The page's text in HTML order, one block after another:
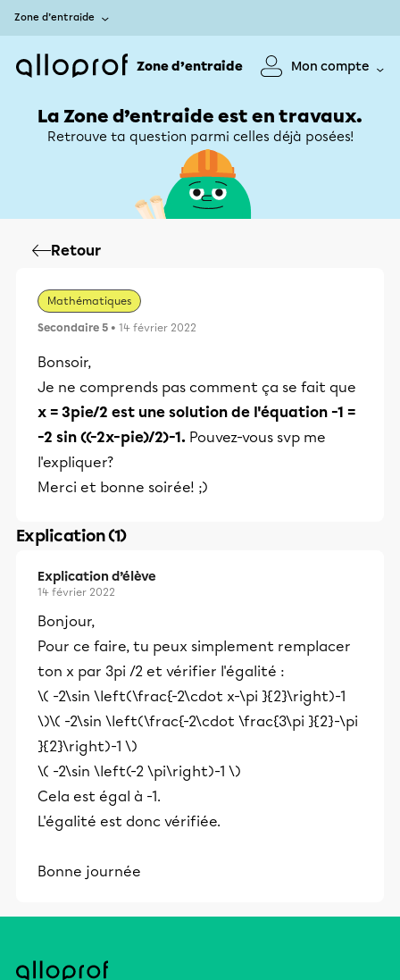
Zone d’entraide
Zone d’entraide Mon compte
La Zone d’entraide est en travaux.
Retrouve ta question parmi celles déjà posées!
Retour
Mathématiques
Secondaire 5 • 14 février 2022
Bonsoir,
Je ne comprends pas comment ça se fait que
x = 3pie/2 est une solution de l'équation -1 =
-2 sin ((-2x-pie)/2)-1. Pouvez-vous svp me
l'expliquer?
Merci et bonne soirée! ;)
Explication (1)
Explication d’élève
14 février 2022
Bonjour,
Pour ce faire, tu peux simplement remplacer
ton x par 3pi /2 et vérifier l'égalité :
\( -2\sin \left(\frac{-2\cdot x-\pi }{2}\right)-1
\)\( -2\sin \left(\frac{-2\cdot \frac{3\pi }{2}-\pi
}{2}\right)-1 \)
\( -2\sin \left(-2 \pi\right)-1 \)
Cela est égal à -1.
L'égalité est donc vérifiée.
Bonne journée